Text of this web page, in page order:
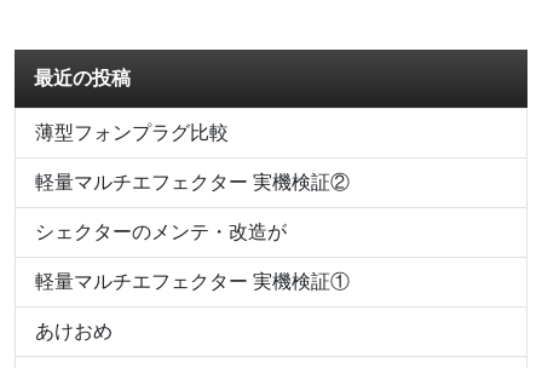
最近の投稿
薄型フォンプラグ比較
軽量マルチエフェクター 実機検証②
シェクターのメンテ・改造が
軽量マルチエフェクター 実機検証①
あけおめ